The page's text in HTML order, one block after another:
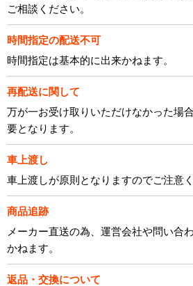
ご相談ください。
時間指定の配送不可
時間指定は基本的に出来かねます。
再配送に関して
万が一お受け取りいただけなかった場
要となります。
車上渡し
車上渡しが原則となりますのでご注意く
商品追跡
メーカー直送の為、運営会社や問い合
かねます。
返品・交換について